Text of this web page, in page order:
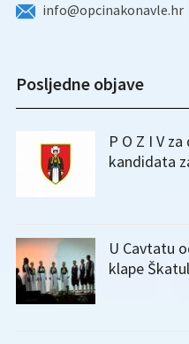
info@opcinakonavle.hr
Posljedne objave
P O Z I V
kandidata
U Cavtatu
klape